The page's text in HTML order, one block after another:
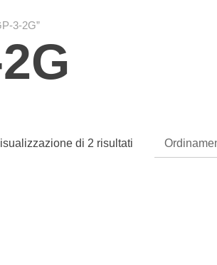
3-2G”
di 2 risultati